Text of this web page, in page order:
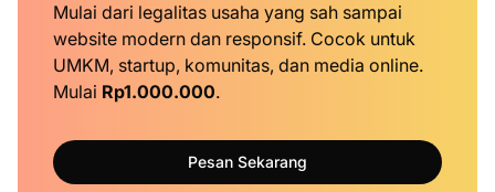
Mulai dari legalitas usaha yang sah sampai
website modern dan responsif. Cocok untuk
UMKM, startup, komunitas, dan media online.
Mulai Rp1.000.000.
Pesan Sekarang